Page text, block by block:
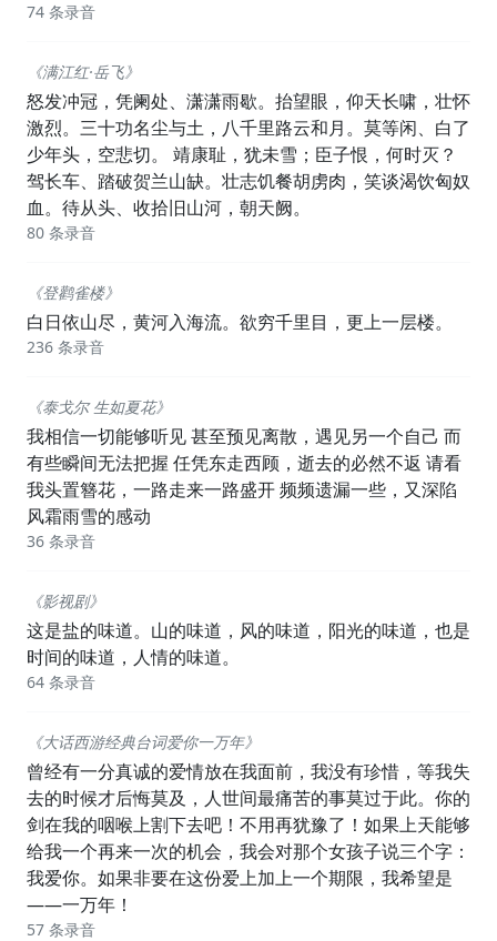
74 条录音
《满江红·岳飞》
怒发冲冠，凭阑处、潇潇雨歇。抬望眼，仰天长啸，壮怀
激烈。三十功名尘与土，八千里路云和月。莫等闲、白了
少年头，空悲切。 靖康耻，犹未雪；臣子恨，何时灭？
驾长车、踏破贺兰山缺。壮志饥餐胡虏肉，笑谈渴饮匈奴
血。待从头、收拾旧山河，朝天阙。
80 条录音
《登鹳雀楼》
白日依山尽，黄河入海流。欲穷千里目，更上一层楼。
236 条录音
《泰戈尔 生如夏花》
我相信一切能够听见 甚至预见离散，遇见另一个自己 而
有些瞬间无法把握 任凭东走西顾，逝去的必然不返 请看
我头置簪花，一路走来一路盛开 频频遗漏一些，又深陷
风霜雨雪的感动
36 条录音
《影视剧》
这是盐的味道。山的味道，风的味道，阳光的味道，也是
时间的味道，人情的味道。
64 条录音
《大话西游经典台词爱你一万年》
曾经有一分真诚的爱情放在我面前，我没有珍惜，等我失
去的时候才后悔莫及，人世间最痛苦的事莫过于此。你的
剑在我的咽喉上割下去吧！不用再犹豫了！如果上天能够
给我一个再来一次的机会，我会对那个女孩子说三个字：
我爱你。如果非要在这份爱上加上一个期限，我希望是
——一万年！
57 条录音